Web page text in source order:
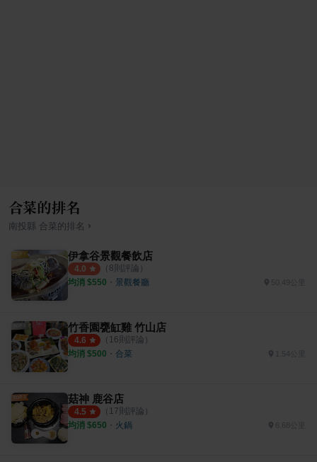
合菜的排名
南投縣 合菜 的排名 ›
伊拿谷景觀餐飲店
4.0 （ 8則評論）
均消 $550 ・ 景觀餐廳 50.49公里
竹香園甕缸雞 竹山店
4.6 （ 16則評論）
均消 $500 ・ 合菜 1.54公里
菇神 鹿谷店
4.5 （ 17則評論）
均消 $650 ・ 火鍋